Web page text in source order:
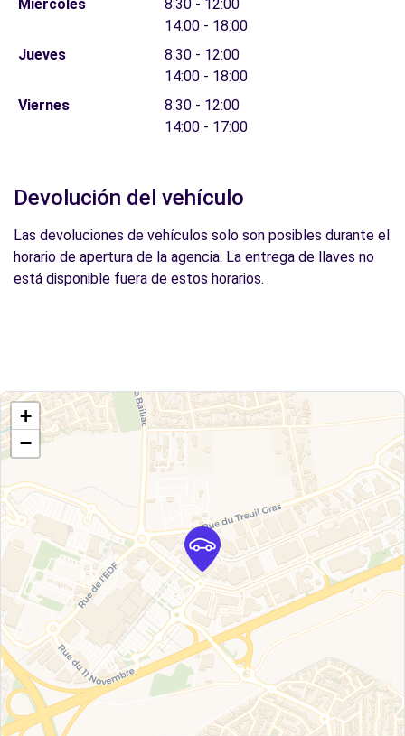
Miércoles
8:30 - 12:00
14:00 - 18:00
Jueves
8:30 - 12:00
14:00 - 18:00
Viernes
8:30 - 12:00
14:00 - 17:00
Devolución del vehículo
Las devoluciones de vehículos solo son posibles durante el
horario de apertura de la agencia. La entrega de llaves no
está disponible fuera de estos horarios.
+
−